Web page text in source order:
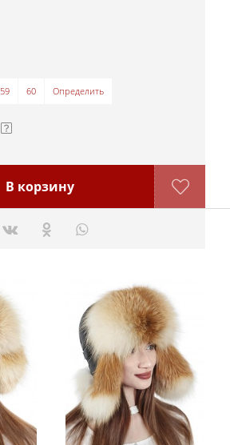
59 60 Определить
В корзину